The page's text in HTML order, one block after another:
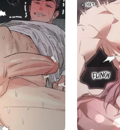
MỐI TÌNH ĐẦU ĐẾN
MỐI TÌNH ĐẦU ĐẾN